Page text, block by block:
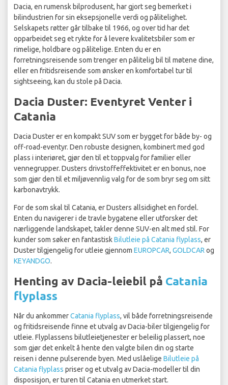
Dacia, en rumensk bilprodusent, har gjort seg bemerket i
bilindustrien for sin eksepsjonelle verdi og pålitelighet.
Selskapets røtter går tilbake til 1966, og over tid har det
opparbeidet seg et rykte for å levere kvalitetsbiler som er
rimelige, holdbare og pålitelige. Enten du er en
forretningsreisende som trenger en pålitelig bil til møtene dine,
eller en fritidsreisende som ønsker en komfortabel tur til
sightseeing, kan du stole på Dacia.
Dacia Duster: Eventyret Venter i
Catania
Dacia Duster er en kompakt SUV som er bygget for både by- og
off-road-eventyr. Den robuste designen, kombinert med god
plass i interiøret, gjør den til et toppvalg for familier eller
vennegrupper. Dusters drivstoffeffektivitet er en bonus, noe
som gjør den til et miljøvennlig valg for de som bryr seg om sitt
karbonavtrykk.
For de som skal til Catania, er Dusters allsidighet en fordel.
Enten du navigerer i de travle bygatene eller utforsker det
nærliggende landskapet, takler denne SUV-en alt med stil. For
kunder som søker en fantastiskBilutleie på Catania flyplass, er
Duster tilgjengelig for utleie gjennom EUROPCAR, GOLDCAR og
KEYANDGO.
Henting av Dacia-leiebil på Catania
flyplass
Når du ankommerCatania flyplass, vil både forretningsreisende
og fritidsreisende finne et utvalg av Dacia-biler tilgjengelig for
utleie. Flyplassens bilutleietjenester er beleilig plassert, noe
som gjør det enkelt å hente den valgte bilen din og starte
reisen i denne pulserende byen. Med uslåelige Bilutleie på
Catania flyplass priser og et utvalg av Dacia-modeller til din
disposisjon, er turen til Catania en utmerket start.